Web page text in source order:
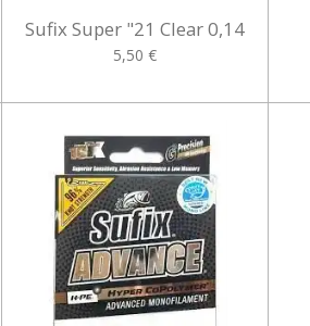
Sufix Super "21 Clear 0,14
5,50 €